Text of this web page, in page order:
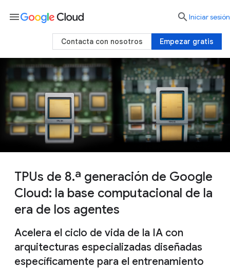
TPUs de 8.ª generación de Google
Cloud: la base computacional de la
era de los agentes
Acelera el ciclo de vida de la IA con
arquitecturas especializadas diseñadas
específicamente para el entrenamiento
menu  Iniciar sesión
Empezar gratis
Contacta con nosotros